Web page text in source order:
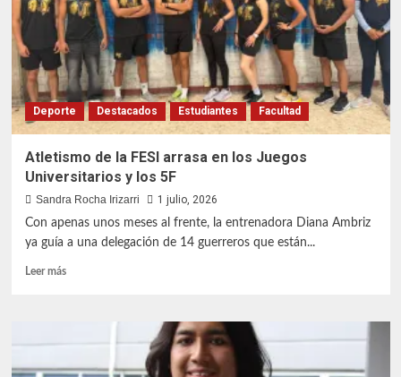
de
la
Luz
Deporte Destacados Estudiantes Facultad
Atletismo de la FESI arrasa en los Juegos
Universitarios y los 5F
Sandra Rocha Irizarri
1 julio, 2026
Con apenas unos meses al frente, la entrenadora Diana Ambriz
ya guía a una delegación de 14 guerreros que están...
Leer másLeer
FESI